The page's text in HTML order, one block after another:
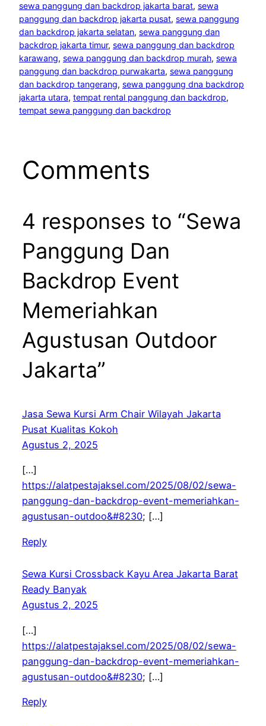
sewa panggung dan backdrop jakarta barat, sewa
panggung dan backdrop jakarta pusat, sewa panggung
dan backdrop jakarta selatan, sewa panggung dan
backdrop jakarta timur, sewa panggung dan backdrop
karawang, sewa panggung dan backdrop murah, sewa
panggung dan backdrop purwakarta, sewa panggung
dan backdrop tangerang, sewa panggung dna backdrop
jakarta utara, tempat rental panggung dan backdrop
tempat sewa panggung dan backdrop
Comments
4 responses to “Sewa
Panggung Dan
Backdrop Event
Memeriahkan
Agustusan Outdoor
Jakarta”
Jasa Sewa Kursi Arm Chair Wilayah Jakarta
Pusat Kualitas Kokoh
Agustus 2, 2025
[…]
https://alatpestajaksel.com/2025/08/02/sewa-
panggung-dan-backdrop-event-memeriahkan-
agustusan-outdoo&#8230; […]
Reply
Sewa Kursi Crossback Kayu Area Jakarta Barat
Ready Banyak
Agustus 2, 2025
[…]
https://alatpestajaksel.com/2025/08/02/sewa-
panggung-dan-backdrop-event-memeriahkan-
agustusan-outdoo&#8230; […]
Reply